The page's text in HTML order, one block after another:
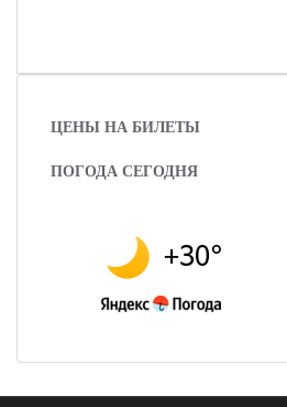
ЦЕНЫ НА БИЛЕТЫ
ПОГОДА СЕГОДНЯ